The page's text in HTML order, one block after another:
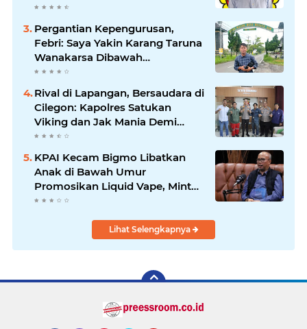
Saat Suasana Berduka
Pergantian Kepengurusan,
Febri: Saya Yakin Karang Taruna
Wanakarsa Dibawah
Kepemimpinan Bung Entus
Jauh Membawa Manfaat
Rival di Lapangan, Bersaudara di
Cilegon: Kapolres Satukan
Viking dan Jak Mania Demi
Nobar Damai Piala Presiden
KPAI Kecam Bigmo Libatkan
Anak di Bawah Umur
Promosikan Liquid Vape, Minta
Aparat Bertindak Tegas
Lihat Selengkapnya